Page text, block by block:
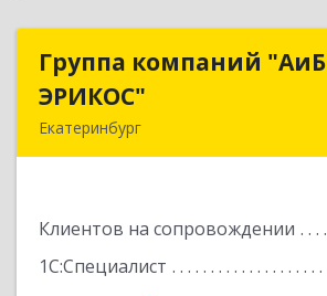
Группа компаний "АиБ
ЭРИКОС"
Екатеринбург
Клиентов на сопровождении
1С:Специалист
Группа